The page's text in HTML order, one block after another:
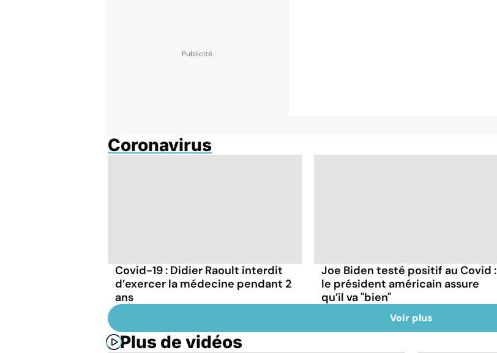
Coronavirus
Covid-19 : Didier Raoult interdit
d’exercer la médecine pendant 2
ans
Joe Biden testé positif au Covid :
le président américain assure
qu’il va "bien"
Voir plus
Plus de vidéos